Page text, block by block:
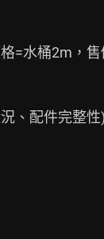
=水桶2m，
、配件完整性)